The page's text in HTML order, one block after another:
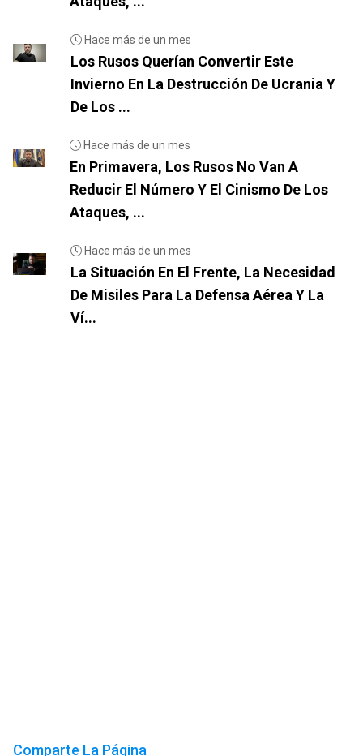
Hace más de un mes
Los Rusos Querían Convertir Este
Invierno En La Destrucción De Ucrania Y
De Los ...
Hace más de un mes
En Primavera, Los Rusos No Van A
Reducir El Número Y El Cinismo De Los
Ataques, ...
Hace más de un mes
La Situación En El Frente, La Necesidad
De Misiles Para La Defensa Aérea Y La
Ví...
Comparte La Página